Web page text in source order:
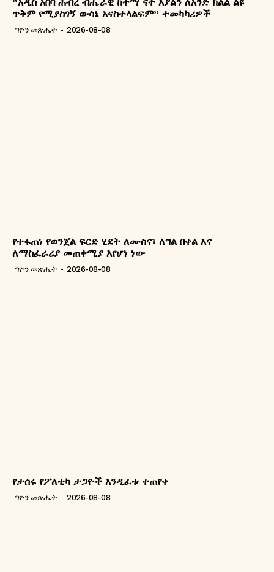
ጥቅም የሚያስገኝ ውሳኔ አናስተላልፍም” ተመካካሪዎች
ግዮን መጽሔት - 2026-08-08
የተፋጠነ የወንጀል ፍርድ ሂደት ለሙስና፣ ለግል በቀል እና
ለማስፈራሪያ መጠቀሚያ እየሆነ ነው
ግዮን መጽሔት - 2026-08-08
የታሰሩ የፖለቲካ ታጋዮች እንዲፈቱ ተጠየቀ
ግዮን መጽሔት - 2026-08-08